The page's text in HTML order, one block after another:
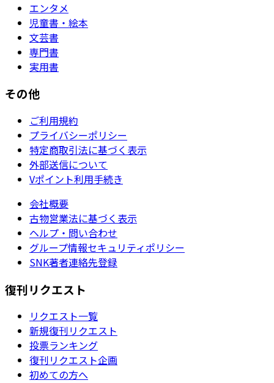
エンタメ
児童書・絵本
文芸書
専門書
実用書
その他
ご利用規約
プライバシーポリシー
特定商取引法に基づく表示
外部送信について
Vポイント利用手続き
会社概要
古物営業法に基づく表示
ヘルプ・問い合わせ
グループ情報セキュリティポリシー
SNK著者連絡先登録
復刊リクエスト
リクエスト一覧
新規復刊リクエスト
投票ランキング
復刊リクエスト企画
初めての方へ